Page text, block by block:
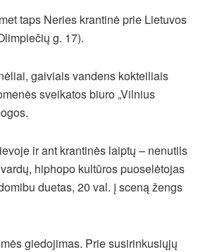
taps Neries krantinė prie Lietuvos
g. 17).
gaiviais vandens kokteiliais
sveikatos biuro „Vilnius
ir ant krantinės laiptų – nenutils
hiphopo kultūros puoselėtojas
duetas, 20 val. į sceną žengs
giedojimas. Prie susirinkusiųjų